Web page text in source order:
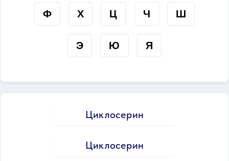
Ф Х Ц Ч Ш
Э Ю Я
Циклосерин
Циклосерин